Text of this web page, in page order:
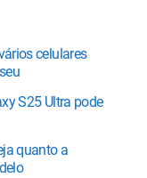
celulares
S25 Ultra pode
quanto a